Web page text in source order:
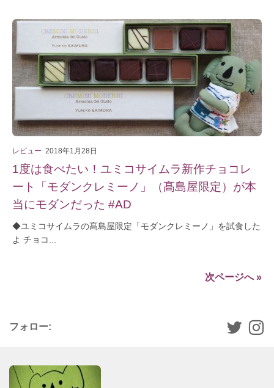
レビュー 2018年1月28日
1度は食べたい！ユミコサイムラ新作チョコレ
ート「モダンクレミーノ」（髙島屋限定）が本
当にモダンだった #AD
◆ユミコサイムラの髙島屋限定「モダンクレミーノ」を試食した
よ チョコ...
次ページへ »
フォロー: